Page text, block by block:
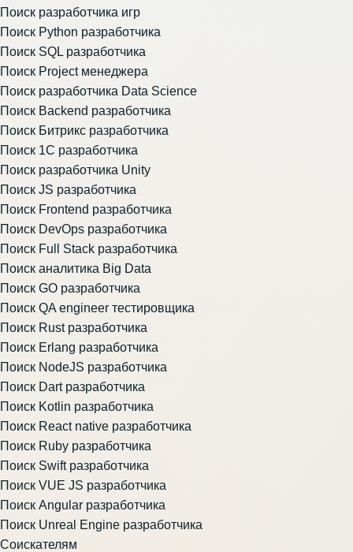
Поиск разработчика игр
Поиск Python разработчика
Поиск SQL разработчика
Поиск Project менеджера
Поиск разработчика Data Science
Поиск Backend разработчика
Поиск Битрикс разработчика
Поиск 1С разработчика
Поиск разработчика Unity
Поиск JS разработчика
Поиск Frontend разработчика
Поиск DevOps разработчика
Поиск Full Stack разработчика
Поиск аналитика Big Data
Поиск GO разработчика
Поиск QA engineer тестировщика
Поиск Rust разработчика
Поиск Erlang разработчика
Поиск NodeJS разработчика
Поиск Dart разработчика
Поиск Kotlin разработчика
Поиск React native разработчика
Поиск Ruby разработчика
Поиск Swift разработчика
Поиск VUE JS разработчика
Поиск Angular разработчика
Поиск Unreal Engine разработчика
Соискателям